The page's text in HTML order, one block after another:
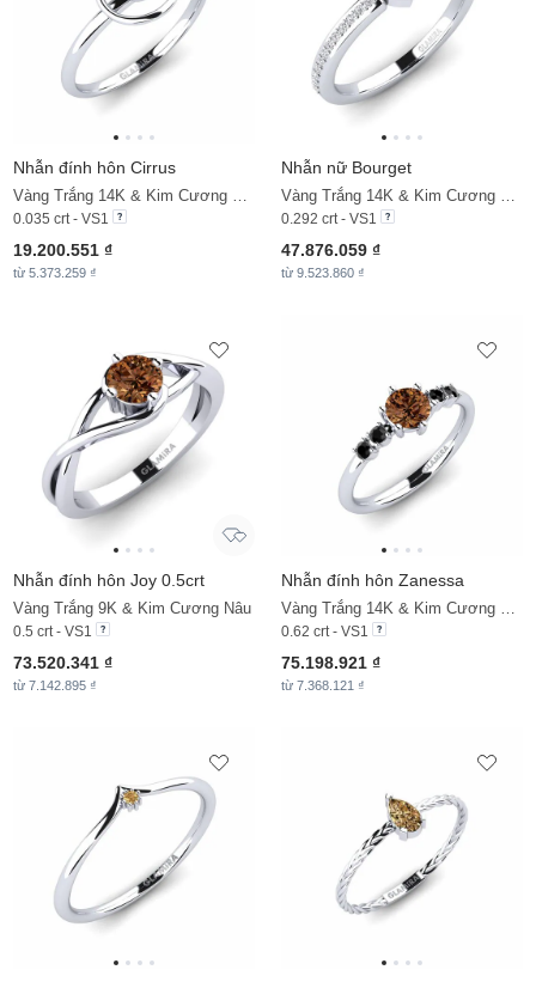
Nhẫn đính hôn Cirrus
Vàng Trắng 14K & Kim Cương Nâu
0.035 crt - VS1
19.200.551 ₫
từ 5.373.259 ₫
Nhẫn nữ Bourget
Vàng Trắng 14K & Kim Cương Nâu & Kim Cương
0.292 crt - VS1
47.876.059 ₫
từ 9.523.860 ₫
Nhẫn đính hôn Joy 0.5crt
Vàng Trắng 9K & Kim Cương Nâu
0.5 crt - VS1
73.520.341 ₫
từ 7.142.895 ₫
Nhẫn đính hôn Zanessa
Vàng Trắng 14K & Kim Cương Nâu & Kim Cương Đen
0.62 crt - VS1
75.198.921 ₫
từ 7.368.121 ₫